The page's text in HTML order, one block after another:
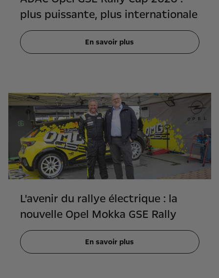
plus puissante, plus internationale
En savoir plus
L'avenir du rallye électrique : la
nouvelle Opel Mokka GSE Rally
En savoir plus